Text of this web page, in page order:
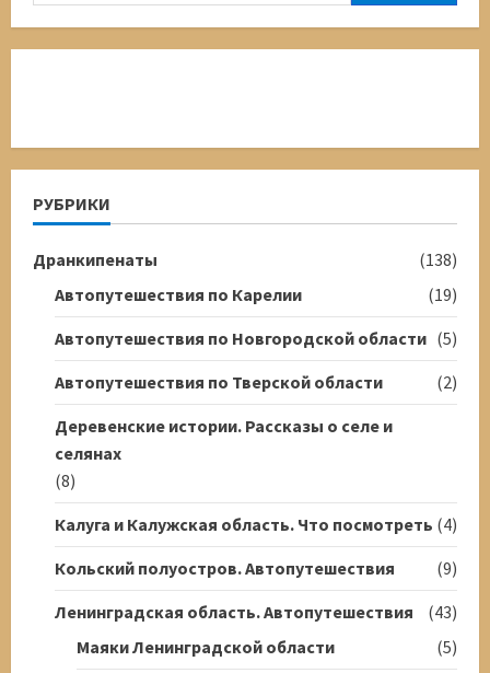
Ленинградской
области
РУБРИКИ
Дранкипенаты
(138)
Автопутешествия по Карелии
(19)
Автопутешествия по Новгородской области (5)
Автопутешествия по Тверской области
(2)
Деревенские истории. Рассказы о селе и
селянах
(8)
Калуга и Калужская область. Что посмотреть (4)
Кольский полуостров. Автопутешествия
(9)
Ленинградская область. Автопутешествия
(43)
Маяки Ленинградской области
(5)